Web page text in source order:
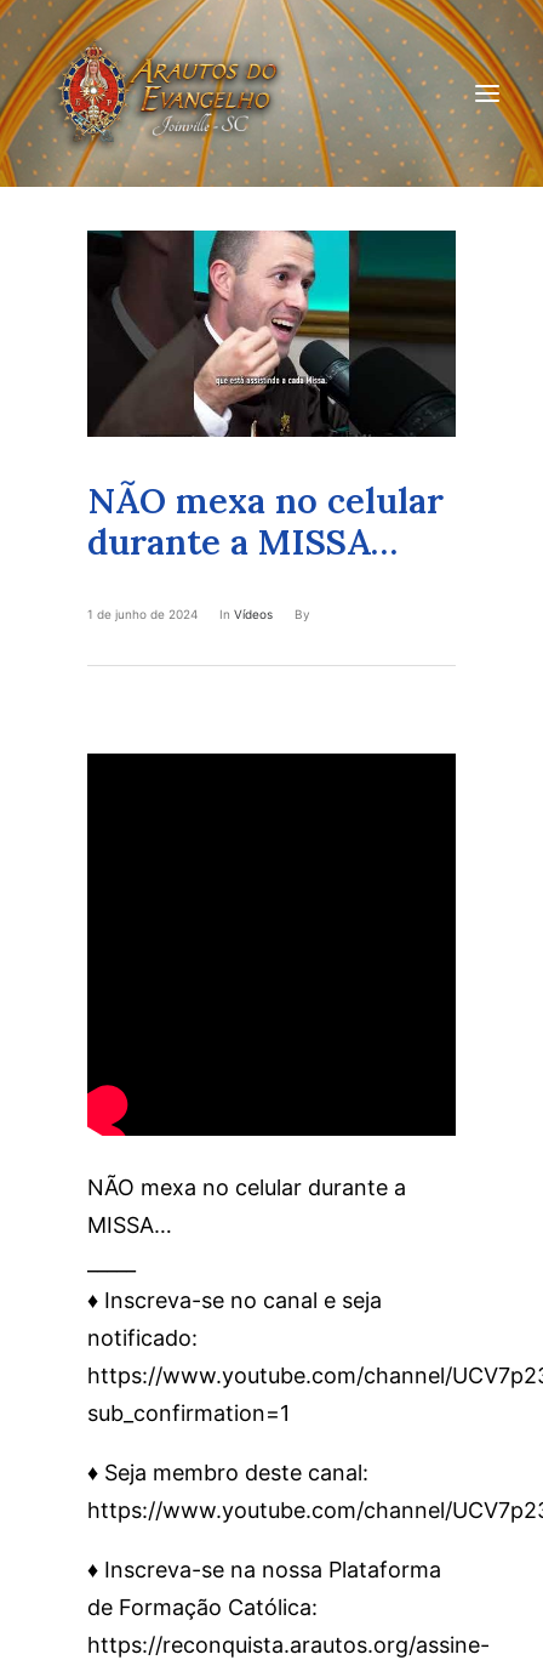
HOME
QUEM SOMOS
ARAUTOS JOINVILLE
CURSOS ON-LINE
NÃO mexa no celular
durante a MISSA…
1 de junho de 2024 In Vídeos By
NÃO mexa no celular durante a
MISSA…
♦️ Inscreva-se no canal e seja
notificado:
https://www.youtube.com/channel/
sub_confirmation=1
♦️ Seja membro deste canal:
https://www.youtube.com/channel/
♦️ Inscreva-se na nossa Plataforma
de Formação Católica:
https://reconquista.arautos.org/assine-